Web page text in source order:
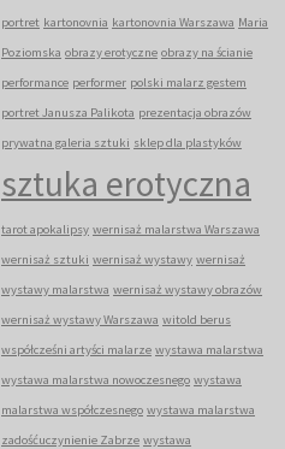
portret kartonovnia kartonovnia Warszawa Maria
Poziomska obrazy erotyczne obrazy na ścianie
performance performer polski malarz gestem
portret Janusza Palikota prezentacja obrazów
prywatna galeria sztuki sklep dla plastyków
sztuka erotyczna
tarot apokalipsy wernisaż malarstwa Warszawa
wernisaż sztuki wernisaż wystawy wernisaż
wystawy malarstwa wernisaż wystawy obrazów
wernisaż wystawy Warszawa witold berus
współcześni artyści malarze wystawa malarstwa
wystawa malarstwa nowoczesnego wystawa
malarstwa współczesnego wystawa malarstwa
zadośćuczynienie Zabrze wystawa